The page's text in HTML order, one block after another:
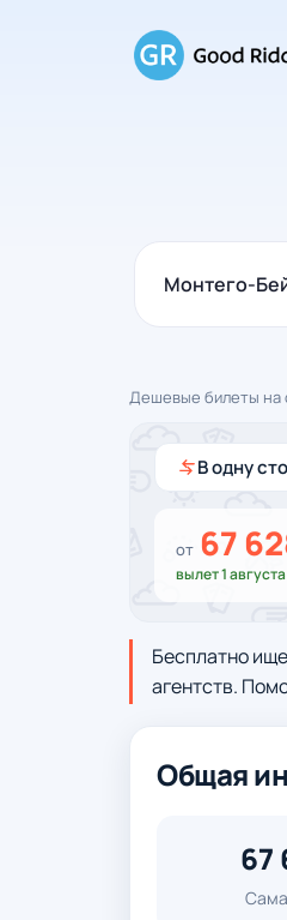
Дешевые билеты на
В одну
от 67
вылет 1
Бесплатно
агентств.
Общая
67